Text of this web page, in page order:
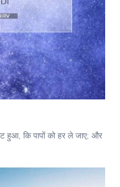
हुआ, कि पापों को हर ले जाए; और